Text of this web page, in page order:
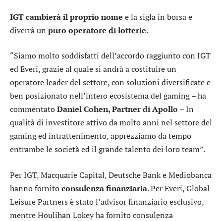
IGT cambierà il proprio nome e la sigla in borsa e
diverrà un puro operatore di lotterie.
“Siamo molto soddisfatti dell’accordo raggiunto con IGT
ed Everi, grazie al quale si andrà a costituire un
operatore leader del settore, con soluzioni diversificate e
ben posizionato nell’intero ecosistema del gaming – ha
commentatoDaniel Cohen, Partner di Apollo – In
qualità di investitore attivo da molto anni nel settore del
gaming ed intrattenimento, apprezziamo da tempo
entrambe le società ed il grande talento dei loro team”.
Per IGT, Macquarie Capital,Deutsche BankeMediobanca
hanno fornitoconsulenza finanziaria. Per Everi, Global
Leisure Partners è stato l’advisor finanziario esclusivo,
mentre Houlihan Lokey ha fornito consulenza